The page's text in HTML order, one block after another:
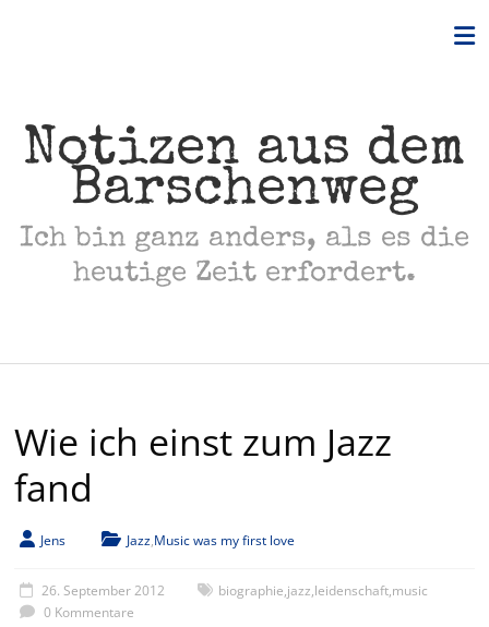
Notizen aus dem
Barschenweg
Ich bin ganz anders, als es die
heutige Zeit erfordert.
Wie ich einst zum Jazz
fand
Jens Jazz,Music was my first love
26. September 2012 biographie,jazz,leidenschaft,music
0 Kommentare